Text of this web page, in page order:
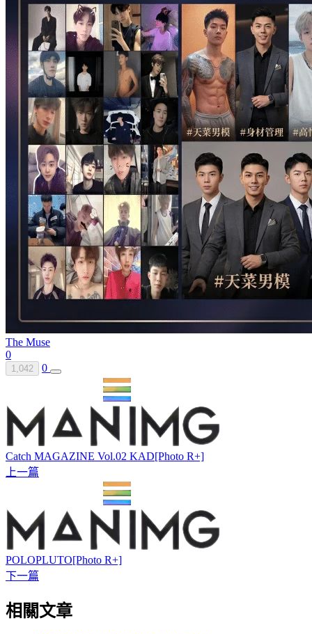
The Muse
0
1,042 0
Catch MAGAZINE Vol.02 KAD[Photo R+]
上一篇
POLOPLUTO[Photo R+]
下一篇
相關文章